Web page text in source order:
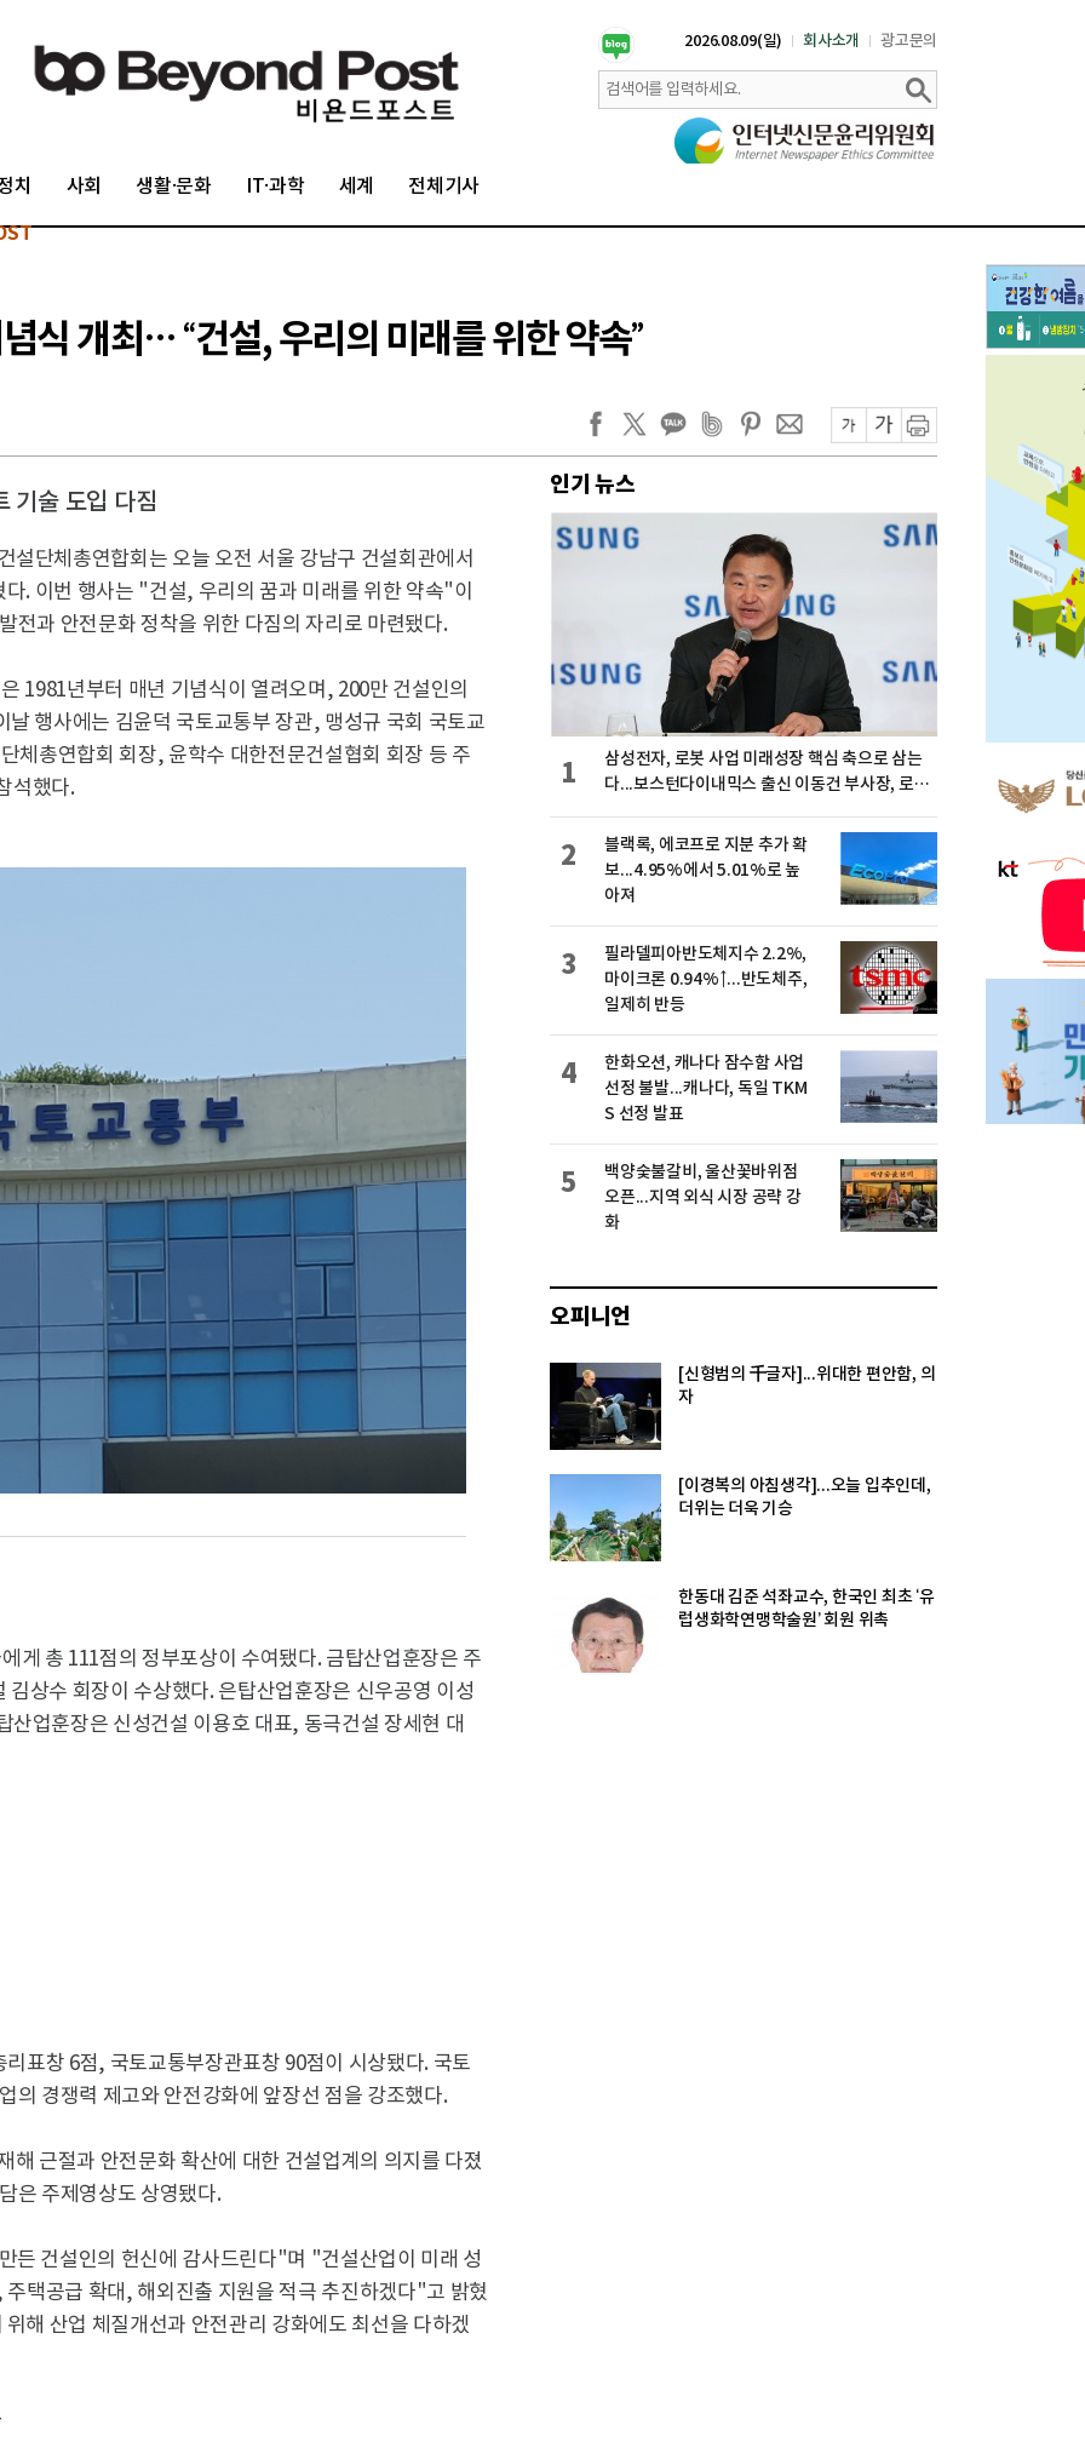
2026.08.09(일) 회사소개 광고문의
치 사회 생활·문화 IT·과학 세계 전체기사
식 개최… “건설, 우리의 미래를 위한 약속”
기술 도입 다짐
단체총연합회는 오늘 오전 서울 강남구 건설회관에서
. 이번 행사는 "건설, 우리의 꿈과 미래를 위한 약속"이
전과 안전문화 정착을 위한 다짐의 자리로 마련됐다.
1981년부터 매년 기념식이 열려오며, 200만 건설인의
행사에는 김윤덕 국토교통부 장관, 맹성규 국회 국토교
체총연합회 회장, 윤학수 대한전문건설협회 회장 등 주
석했다.
게 총 111점의 정부포상이 수여됐다. 금탑산업훈장은 주
상수 회장이 수상했다. 은탑산업훈장은 신우공영 이성
업훈장은 신성건설 이용호 대표, 동극건설 장세현 대
표창 6점, 국토교통부장관표창 90점이 시상됐다. 국토
의 경쟁력 제고와 안전강화에 앞장선 점을 강조했다.
해 근절과 안전문화 확산에 대한 건설업계의 의지를 다졌
은 주제영상도 상영됐다.
든 건설인의 헌신에 감사드린다"며 "건설산업이 미래 성
택공급 확대, 해외진출 지원을 적극 추진하겠다"고 밝혔
해 산업 체질개선과 안전관리 강화에도 최선을 다하겠
인기 뉴스
삼성전자, 로봇 사업 미래성장 핵심 축으로 삼는
다...보스턴다이내믹스 출신 이동건 부사장, 로보
1
블랙록, 에코프로 지분 추가 확
보...4.95%에서 5.01%로 높
아져
2
필라델피아반도체지수 2.2%,
마이크론 0.94%↑...반도체주,
일제히 반등
3
한화오션, 캐나다 잠수함 사업
선정 불발...캐나다, 독일 TKM
S 선정 발표
4
백양숯불갈비, 울산꽃바위점
오픈...지역 외식 시장 공략 강
화
5
오피니언
[신형범의 千글자]...위대한 편안함, 의
자
[이경복의 아침생각]...오늘 입추인데,
더위는 더욱 기승
한동대 김준 석좌교수, 한국인 최초 ‘유
럽생화학연맹학술원’ 회원 위촉